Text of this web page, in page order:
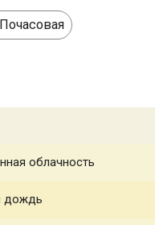
Почасовая
облачность
дождь